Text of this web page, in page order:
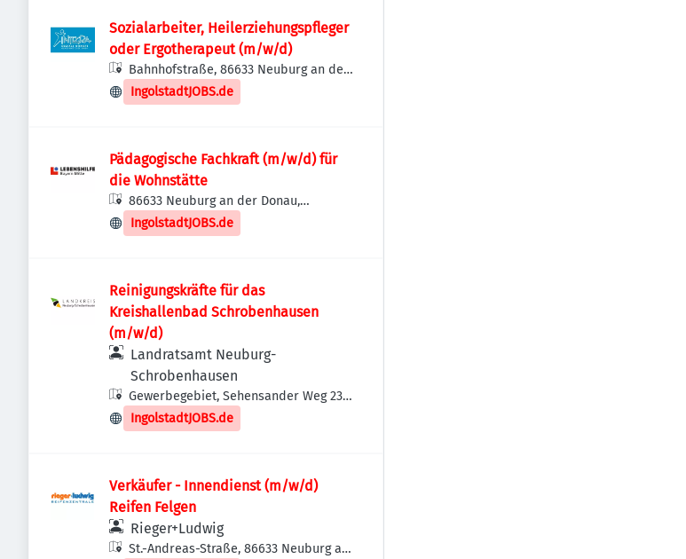
Sozialarbeiter, Heilerziehungspfleger
oder Ergotherapeut (m/w/d)
Bahnhofstraße, 86633 Neuburg an der
Donau, Deutschland
IngolstadtJOBS.de
Pädagogische Fachkraft (m/w/d) für
die Wohnstätte
86633 Neuburg an der Donau,
Deutschland
IngolstadtJOBS.de
Reinigungskräfte für das
Kreishallenbad Schrobenhausen
(m/w/d)
Landratsamt Neuburg-
Schrobenhausen
Gewerbegebiet, Sehensander Weg 23,
86633 Neuburg an der Donau,
Deutschland
IngolstadtJOBS.de
Verkäufer - Innendienst (m/w/d)
Reifen Felgen
Rieger+Ludwig
St.-Andreas-Straße, 86633 Neuburg an